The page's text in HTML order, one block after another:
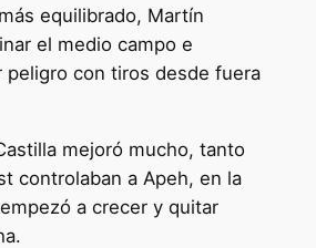
equilibrado, Martín
el medio campo e
peligro con tiros desde fuera
mejoró mucho, tanto
controlaban a Apeh, en la
a crecer y quitar